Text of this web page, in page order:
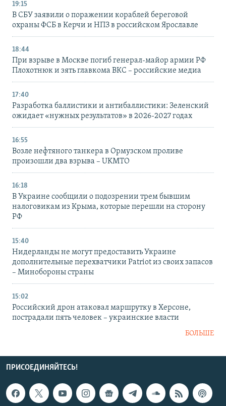
19:15
В СБУ заявили о поражении кораблей береговой
охраны ФСБ в Керчи и НПЗ в российском Ярославле
18:44
При взрыве в Москве погиб генерал-майор армии РФ
Плохотнюк и зять главкома ВКС – российские медиа
17:40
Разработка баллистики и антибаллистики: Зеленский
ожидает «нужных результатов» в 2026-2027 годах
16:55
Возле нефтяного танкера в Ормузском проливе
произошли два взрыва – UKMTO
16:18
В Украине сообщили о подозрении трем бывшим
налоговикам из Крыма, которые перешли на сторону
РФ
15:40
Нидерланды не могут предоставить Украине
дополнительные перехватчики Patriot из своих запасов
– Минобороны страны
15:02
Российский дрон атаковал маршрутку в Херсоне,
пострадали пять человек – украинские власти
БОЛЬШЕ
ПРИСОЕДИНЯЙТЕСЬ!